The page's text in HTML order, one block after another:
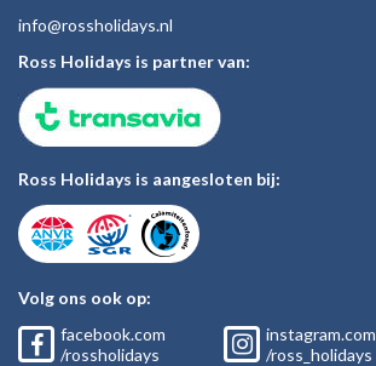
info@rossholidays.nl
Ross Holidays is partner van:
Ross Holidays is aangesloten bij:
Volg ons ook op:
facebook.com
/rossholidays
instagram.com
/ross_holidays